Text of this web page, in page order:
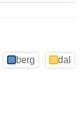
berg dal